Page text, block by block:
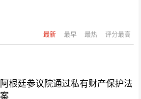
最新 最早 最热 评分最高
阿根廷参议院通过私有财产保护法
案